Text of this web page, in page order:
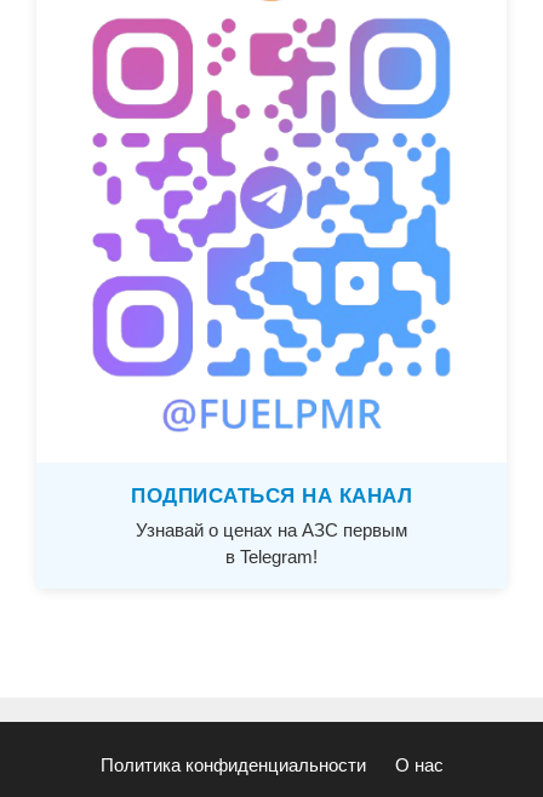
ПОДПИСАТЬСЯ НА КАНАЛ
Узнавай о ценах на АЗС первым
в Telegram!
Политика конфиденциальности О нас